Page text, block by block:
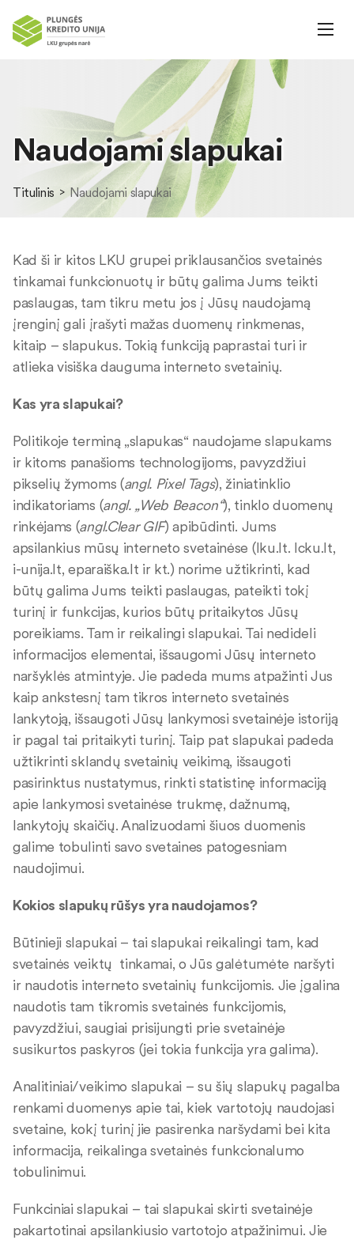
Naudojami slapukai
Titulinis Naudojami slapukai
Kad ši ir kitos LKU grupei priklausančios svetainės
tinkamai funkcionuotų ir būtų galima Jums teikti
paslaugas, tam tikru metu jos į Jūsų naudojamą
įrenginį gali įrašyti mažas duomenų rinkmenas,
kitaip – slapukus. Tokią funkciją paprastai turi ir
atlieka visiška dauguma interneto svetainių.
Kas yra slapukai?
Politikoje terminą „slapukas“ naudojame slapukams
ir kitoms panašioms technologijoms, pavyzdžiui
pikselių žymoms (angl. Pixel Tags), žiniatinklio
indikatoriams (angl. „Web Beacon“), tinklo duomenų
rinkėjams (angl.Clear GIF) apibūdinti. Jums
apsilankius mūsų interneto svetainėse (lku.lt. lcku.lt,
i-unija.lt, eparaiška.lt ir kt.) norime užtikrinti, kad
būtų galima Jums teikti paslaugas, pateikti tokį
turinį ir funkcijas, kurios būtų pritaikytos Jūsų
poreikiams. Tam ir reikalingi slapukai. Tai nedideli
informacijos elementai, išsaugomi Jūsų interneto
naršyklės atmintyje. Jie padeda mums atpažinti Jus
kaip ankstesnį tam tikros interneto svetainės
lankytoją, išsaugoti Jūsų lankymosi svetainėje istoriją
ir pagal tai pritaikyti turinį. Taip pat slapukai padeda
užtikrinti sklandų svetainių veikimą, išsaugoti
pasirinktus nustatymus, rinkti statistinę informaciją
apie lankymosi svetainėse trukmę, dažnumą,
lankytojų skaičių. Analizuodami šiuos duomenis
galime tobulinti savo svetaines patogesniam
naudojimui.
Kokios slapukų rūšys yra naudojamos?
Būtinieji slapukai – tai slapukai reikalingi tam, kad
svetainės veiktų tinkamai, o Jūs galėtumėte naršyti
ir naudotis interneto svetainių funkcijomis. Jie įgalina
naudotis tam tikromis svetainės funkcijomis,
pavyzdžiui, saugiai prisijungti prie svetainėje
susikurtos paskyros (jei tokia funkcija yra galima).
Analitiniai/veikimo slapukai – su šių slapukų pagalba
renkami duomenys apie tai, kiek vartotojų naudojasi
svetaine, kokį turinį jie pasirenka naršydami bei kita
informacija, reikalinga svetainės funkcionalumo
tobulinimui.
Funkciniai slapukai – tai slapukai skirti svetainėje
pakartotinai apsilankiusio vartotojo atpažinimui. Jie